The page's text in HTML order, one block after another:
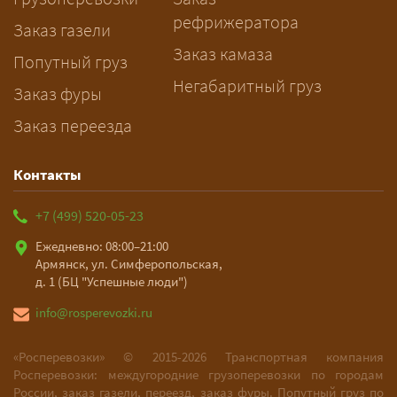
подготовку документов.
Заказ газели
Попутный груз
Заказ фуры
Заказ переезда
рефрижератора
Заказ камаза
Негабаритный груз
Контакты
+7 (499) 520-05-23
Ежедневно: 08:00–21:00
Армянск, ул. Симферопольская,
д. 1 (БЦ "Успешные люди")
info@rosperevozki.ru
«Росперевозки» © 2015-2026
Транспортная компания
Росперевозки: междугородние грузоперевозки по городам
России, заказ газели, переезд, заказ фуры. Попутный груз по